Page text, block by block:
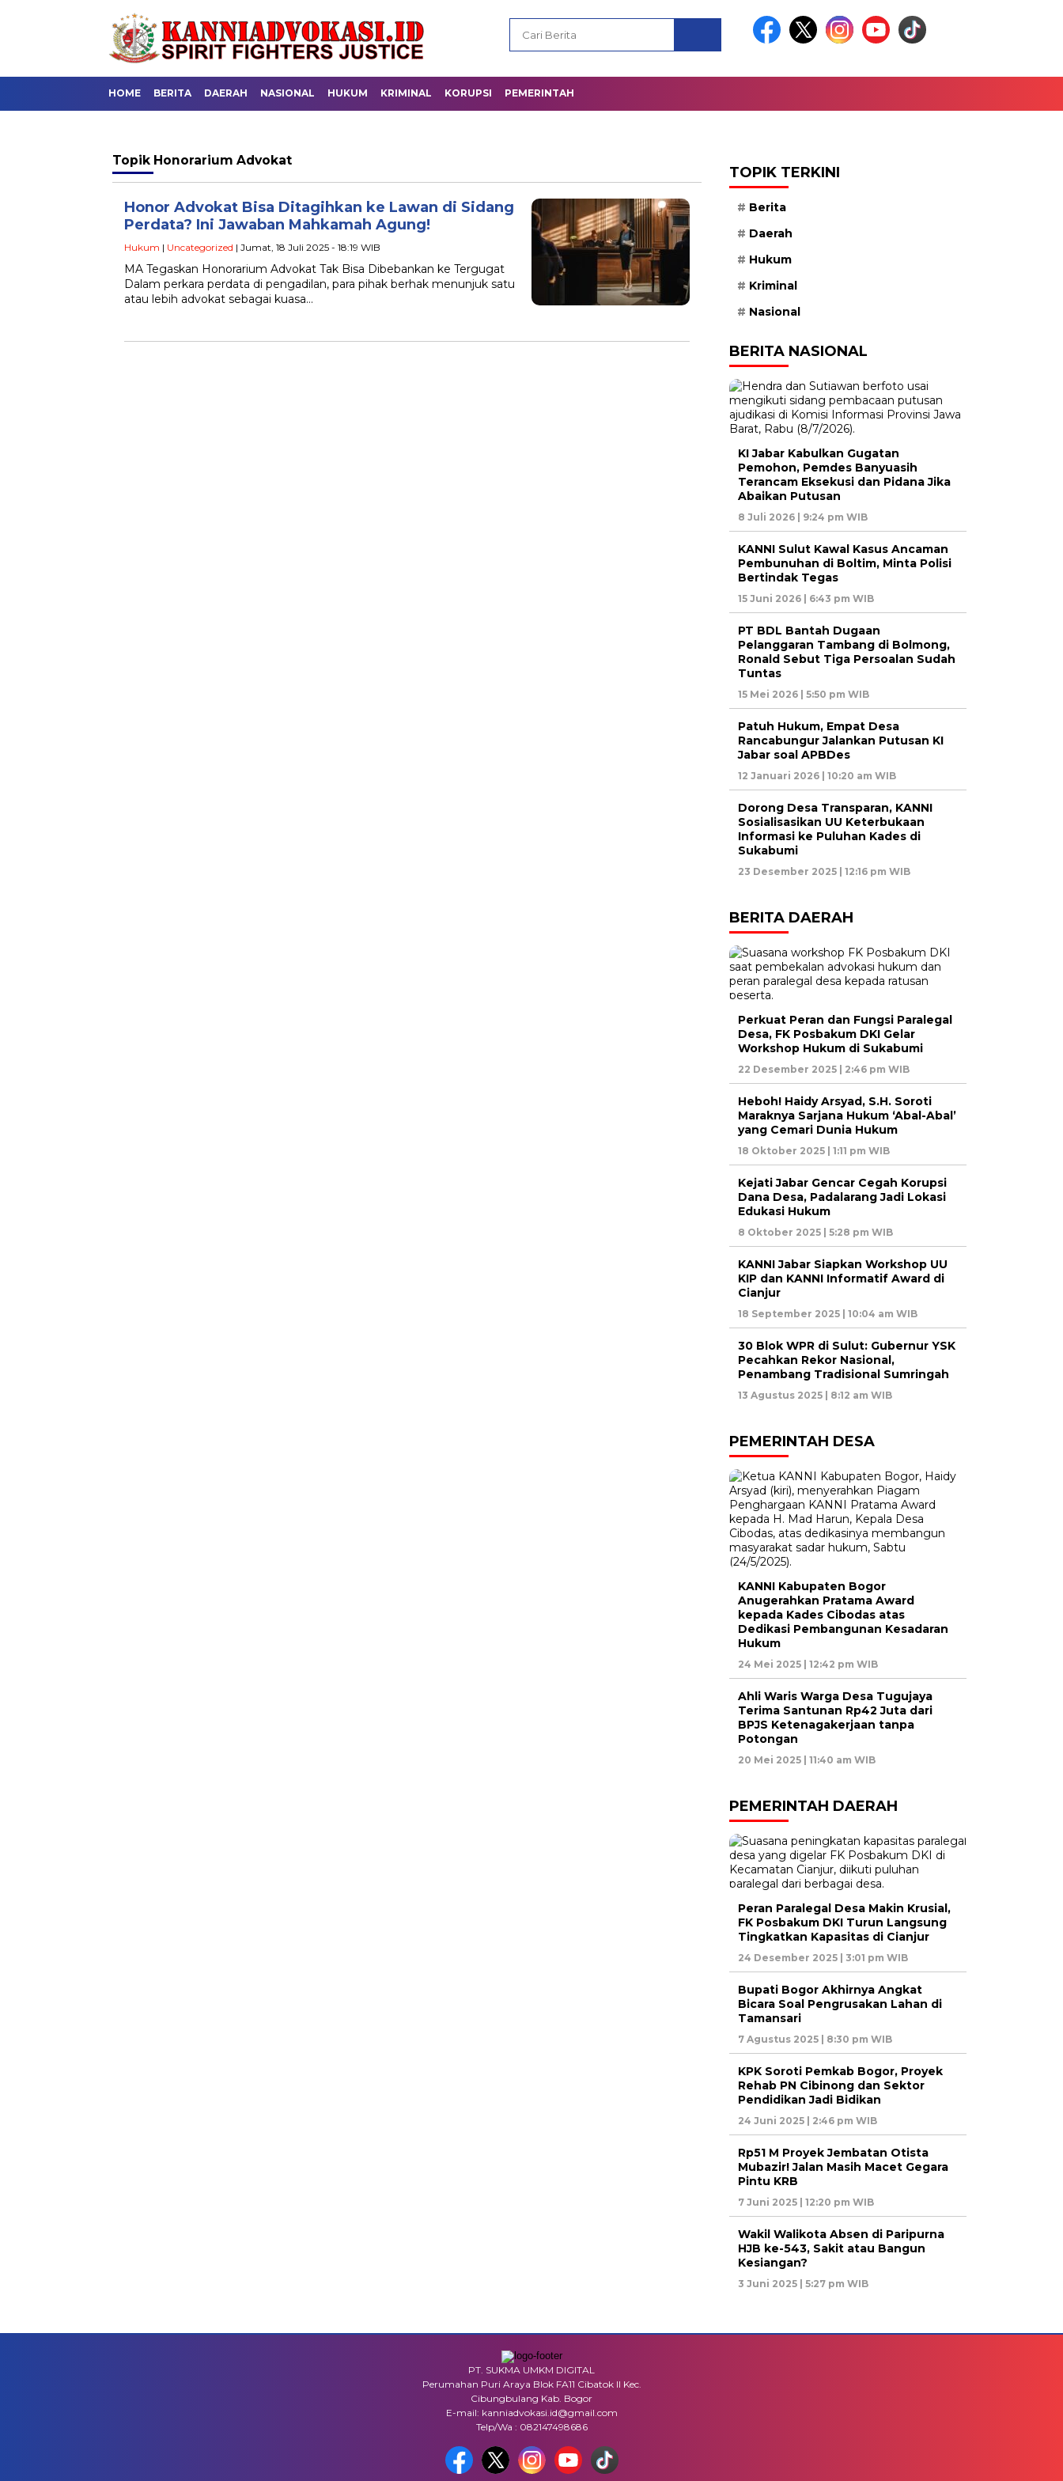
HOME BERITA DAERAH NASIONAL HUKUM KRIMINAL KORUPSI PEMERINTAH
Topik Honorarium Advokat
Honor Advokat Bisa Ditagihkan ke Lawan di Sidang
Perdata? Ini Jawaban Mahkamah Agung!
Hukum | Uncategorized | Jumat, 18 Juli 2025 - 18:19 WIB
MA Tegaskan Honorarium Advokat Tak Bisa Dibebankan ke Tergugat
Dalam perkara perdata di pengadilan, para pihak berhak menunjuk satu
atau lebih advokat sebagai kuasa…
TOPIK TERKINI
Berita
Daerah
Hukum
Kriminal
Nasional
BERITA NASIONAL
KI Jabar Kabulkan Gugatan
Pemohon, Pemdes Banyuasih
Terancam Eksekusi dan Pidana Jika
Abaikan Putusan
8 Juli 2026 | 9:24 pm WIB
KANNI Sulut Kawal Kasus Ancaman
Pembunuhan di Boltim, Minta Polisi
Bertindak Tegas
15 Juni 2026 | 6:43 pm WIB
PT BDL Bantah Dugaan
Pelanggaran Tambang di Bolmong,
Ronald Sebut Tiga Persoalan Sudah
Tuntas
15 Mei 2026 | 5:50 pm WIB
Patuh Hukum, Empat Desa
Rancabungur Jalankan Putusan KI
Jabar soal APBDes
12 Januari 2026 | 10:20 am WIB
Dorong Desa Transparan, KANNI
Sosialisasikan UU Keterbukaan
Informasi ke Puluhan Kades di
Sukabumi
23 Desember 2025 | 12:16 pm WIB
BERITA DAERAH
Perkuat Peran dan Fungsi Paralegal
Desa, FK Posbakum DKI Gelar
Workshop Hukum di Sukabumi
22 Desember 2025 | 2:46 pm WIB
Heboh! Haidy Arsyad, S.H. Soroti
Maraknya Sarjana Hukum ‘Abal-Abal’
yang Cemari Dunia Hukum
18 Oktober 2025 | 1:11 pm WIB
Kejati Jabar Gencar Cegah Korupsi
Dana Desa, Padalarang Jadi Lokasi
Edukasi Hukum
8 Oktober 2025 | 5:28 pm WIB
KANNI Jabar Siapkan Workshop UU
KIP dan KANNI Informatif Award di
Cianjur
18 September 2025 | 10:04 am WIB
30 Blok WPR di Sulut: Gubernur YSK
Pecahkan Rekor Nasional,
Penambang Tradisional Sumringah
13 Agustus 2025 | 8:12 am WIB
PEMERINTAH DESA
KANNI Kabupaten Bogor
Anugerahkan Pratama Award
kepada Kades Cibodas atas
Dedikasi Pembangunan Kesadaran
Hukum
24 Mei 2025 | 12:42 pm WIB
Ahli Waris Warga Desa Tugujaya
Terima Santunan Rp42 Juta dari
BPJS Ketenagakerjaan tanpa
Potongan
20 Mei 2025 | 11:40 am WIB
PEMERINTAH DAERAH
Peran Paralegal Desa Makin Krusial,
FK Posbakum DKI Turun Langsung
Tingkatkan Kapasitas di Cianjur
24 Desember 2025 | 3:01 pm WIB
Bupati Bogor Akhirnya Angkat
Bicara Soal Pengrusakan Lahan di
Tamansari
7 Agustus 2025 | 8:30 pm WIB
KPK Soroti Pemkab Bogor, Proyek
Rehab PN Cibinong dan Sektor
Pendidikan Jadi Bidikan
24 Juni 2025 | 2:46 pm WIB
Rp51 M Proyek Jembatan Otista
Mubazir! Jalan Masih Macet Gegara
Pintu KRB
7 Juni 2025 | 12:20 pm WIB
Wakil Walikota Absen di Paripurna
HJB ke-543, Sakit atau Bangun
Kesiangan?
3 Juni 2025 | 5:27 pm WIB
PT. SUKMA UMKM DIGITAL
Perumahan Puri Araya Blok FA11 Cibatok II Kec.
Cibungbulang Kab. Bogor
E-mail: kanniadvokasi.id@gmail.com
Telp/Wa : 082147498686